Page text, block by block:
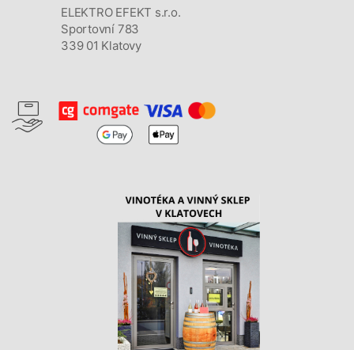
ELEKTRO EFEKT s.r.o.
Sportovní 783
339 01 Klatovy